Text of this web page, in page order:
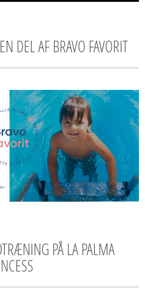
DEL AF BRAVO FAVORIT
PÅ LA PALMA